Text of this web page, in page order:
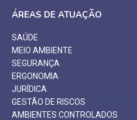
ÁREAS DE ATUAÇÃO
SAÚDE
MEIO AMBIENTE
SEGURANÇA
ERGONOMIA
JURÍDICA
GESTÃO DE RISCOS
AMBIENTES CONTROLADOS